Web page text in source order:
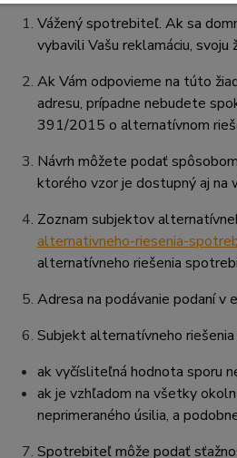
Vážený spotrebiteľ. Ak sa
vybavili Vašu reklamáciu,
Ak Vám odpovieme na túto
adresu, prípadne nebudete
391/2015 o alternatívnom
Návrh môžete podať
ktorého vzor je dostupný aj na
Zoznam subjektov
alternativneho-riesenia-
alternatívneho riešenia
Adresa na podávanie podaní v
Subjekt alternatívneho
ak vyčísliteľná hodnota sporu
ak je vzhľadom na všetky
neprimeraného úsilia, a
Spotrebiteľ môže podať